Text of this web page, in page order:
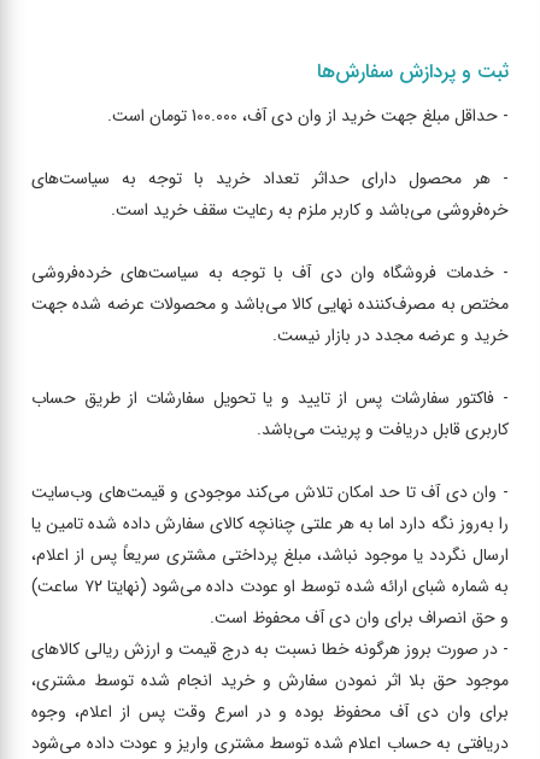
ثبت و پردازش سفارش‌ها
- حداقل مبلغ جهت خرید از وان دی آف، 100.000 تومان است.
- هر محصول دارای حداثر تعداد خرید با توجه به سیاست‌های
خره‌فروشی می‌باشد و کاربر ملزم به رعایت سقف خرید است.
- خدمات فروشگاه وان دی آف با توجه به سیاست‌های خرده‌فروشی
مختص به مصرف‌کننده نهایی کالا می‌باشد و محصولات عرضه شده جهت
خرید و عرضه مجدد در بازار نیست.
- فاکتور سفارشات پس از تایید و یا تحویل سفارشات از طریق حساب
کاربری قابل دریافت و پرینت می‌باشد.
- وان دی آف تا حد امکان تلاش می‌کند موجودی و قیمت‌های وب‌سایت
را به‌روز نگه دارد اما به هر علتی چنانچه کالای سفارش داده شده تامین یا
ارسال نگردد یا موجود نباشد، مبلغ پرداختی مشتری سریعاً پس از اعلام،
به شماره شبای ارائه شده توسط او عودت داده می‌شود (نهایتا ۷۲ ساعت)
و حق انصراف برای وان دی آف محفوظ است.
- در صورت بروز هرگونه خطا نسبت به درج قیمت و ارزش ریالی کالاهای
موجود حق بلا اثر نمودن سفارش و خرید انجام شده توسط مشتری،
برای وان دی آف محفوظ بوده و در اسرع وقت پس از اعلام، وجوه
دریافتی به حساب اعلام شده توسط مشتری واریز و عودت داده می‌شود